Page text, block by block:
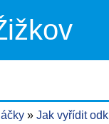
Jak vyřídit